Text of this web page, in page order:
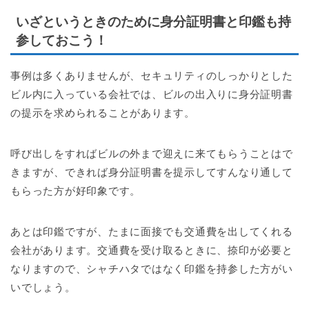
いざというときのために身分証明書と印鑑も持
参しておこう！
事例は多くありませんが、セキュリティのしっかりとした
ビル内に入っている会社では、ビルの出入りに身分証明書
の提示を求められることがあります。
呼び出しをすればビルの外まで迎えに来てもらうことはで
きますが、できれば身分証明書を提示してすんなり通して
もらった方が好印象です。
あとは印鑑ですが、たまに面接でも交通費を出してくれる
会社があります。交通費を受け取るときに、捺印が必要と
なりますので、シャチハタではなく印鑑を持参した方がい
いでしょう。